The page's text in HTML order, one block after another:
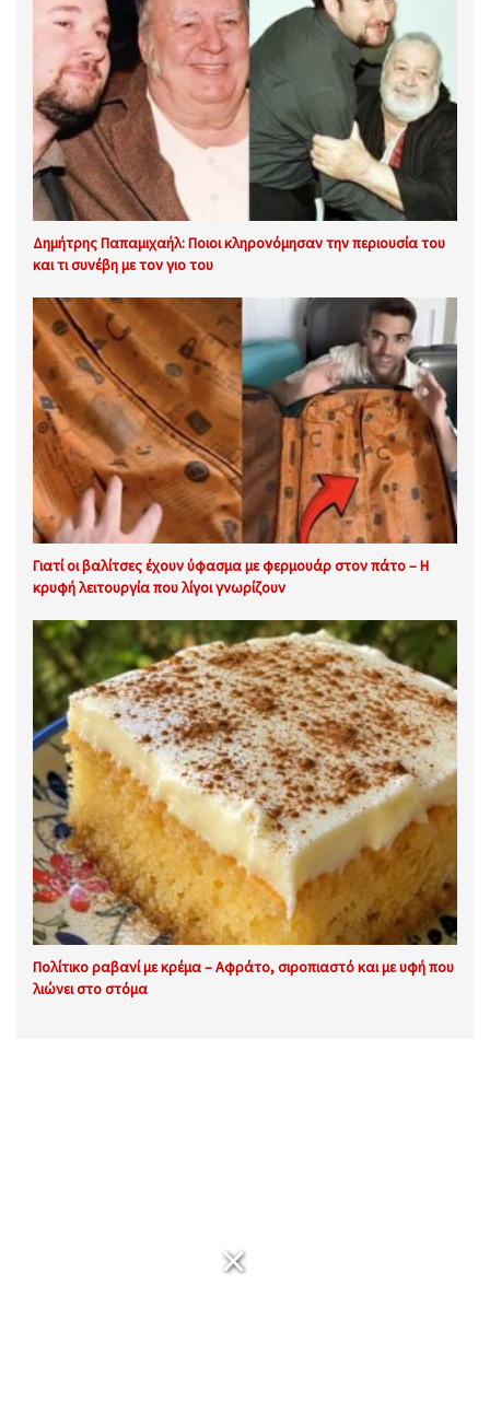
Δημήτρης Παπαμιχαήλ: Ποιοι κληρονόμησαν την περιουσία του
και τι συνέβη με τον γιο του
Γιατί οι βαλίτσες έχουν ύφασμα με φερμουάρ στον πάτο – Η
κρυφή λειτουργία που λίγοι γνωρίζουν
Πολίτικο ραβανί με κρέμα – Αφράτο, σιροπιαστό και με υφή που
λιώνει στο στόμα